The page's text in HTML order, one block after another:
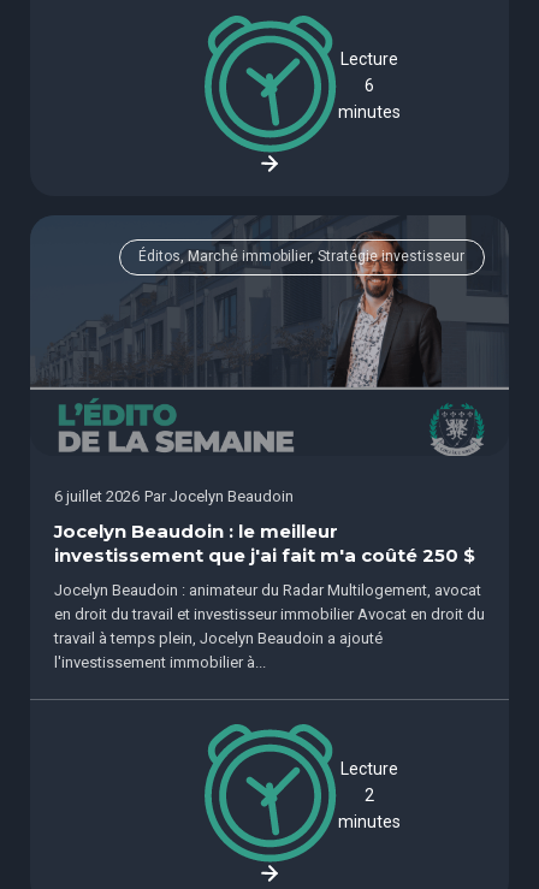
Lecture
6
minutes
Éditos, Marché immobilier, Stratégie investisseur
6 juillet 2026 Par Jocelyn Beaudoin
Jocelyn Beaudoin : le meilleur
investissement que j'ai fait m'a coûté 250 $
Jocelyn Beaudoin : animateur du Radar Multilogement, avocat
en droit du travail et investisseur immobilier Avocat en droit du
travail à temps plein, Jocelyn Beaudoin a ajouté
l'investissement immobilier à...
Lecture
2
minutes